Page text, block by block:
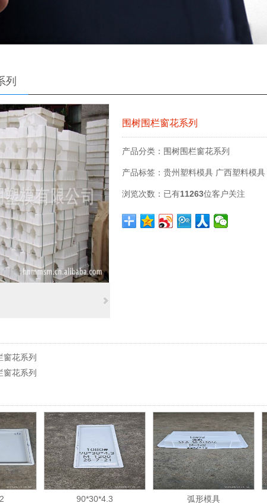
列
围树围栏窗花系列
产品分类： 围树围栏窗花系列
产品标签： 贵州塑料模具 广西塑料模具
浏览次数： 已有11263位客户关注
窗花系列
窗花系列
90*30*4.3 弧形模具